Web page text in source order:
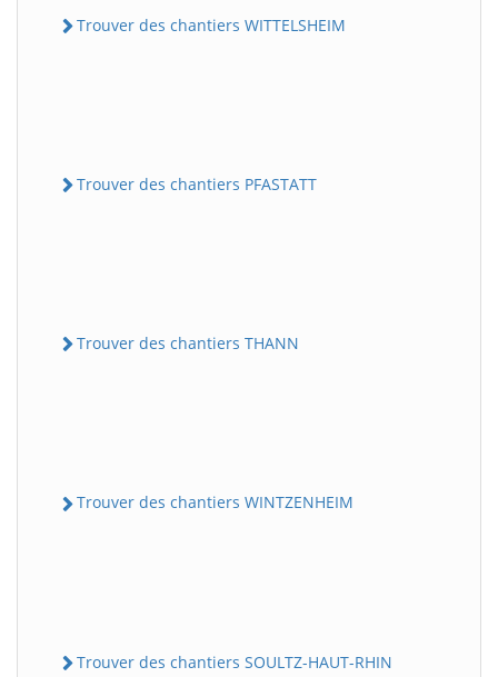
Trouver des chantiers WITTELSHEIM
Trouver des chantiers PFASTATT
Trouver des chantiers THANN
Trouver des chantiers WINTZENHEIM
Trouver des chantiers SOULTZ-HAUT-RHIN